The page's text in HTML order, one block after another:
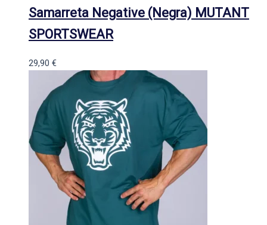
Samarreta Negative (Negra) MUTANT
SPORTSWEAR
29,90 €